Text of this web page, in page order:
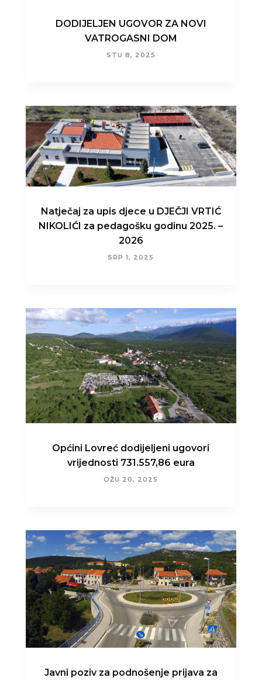
DODIJELJEN UGOVOR ZA NOVI
VATROGASNI DOM
STU 8, 2025
Natječaj za upis djece u DJEČJI VRTIĆ
NIKOLIĆI za pedagošku godinu 2025. –
2026
SRP 1, 2025
Općini Lovreć dodijeljeni ugovori
vrijednosti 731.557,86 eura
OŽU 20, 2025
Javni poziv za podnošenje prijava za